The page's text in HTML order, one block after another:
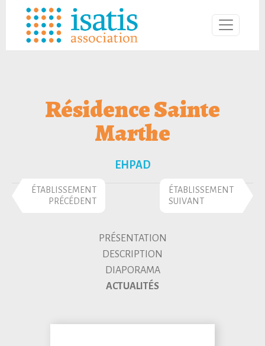
Résidence Sainte
Marthe
EHPAD
ÉTABLISSEMENT
PRÉCÉDENT
ÉTABLISSEMENT
SUIVANT
PRÉSENTATION
DESCRIPTION
DIAPORAMA
ACTUALITÉS